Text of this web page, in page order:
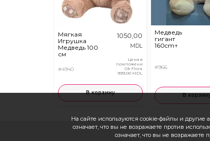
На сайте используются cookie-файлы и другие
означает, что вы не возражаете против
означает, что вы не возражаете
Мягкая
Игрушка
Медведь 100
см
#4940
1050,00
MDL
Цена в
приложении
Ok Flora
999,00 MDL
В корзину
Медведь
гигант
160cm↑
#966
В